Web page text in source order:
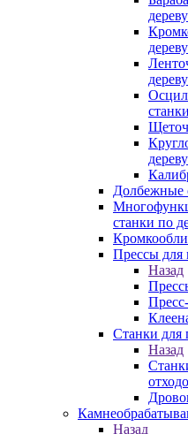
дереву
дереву
дереву
дереву
Долбежные
станки по
Прессы для
Назад
Станки для
Назад
Назад